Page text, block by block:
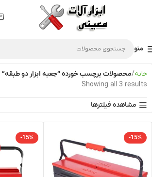
منو
خانه محصولات برچسب خورده “جعبه ابزار دو طبقه”
Showing all 3 results
مشاهده فیلترها
-15%
-15%